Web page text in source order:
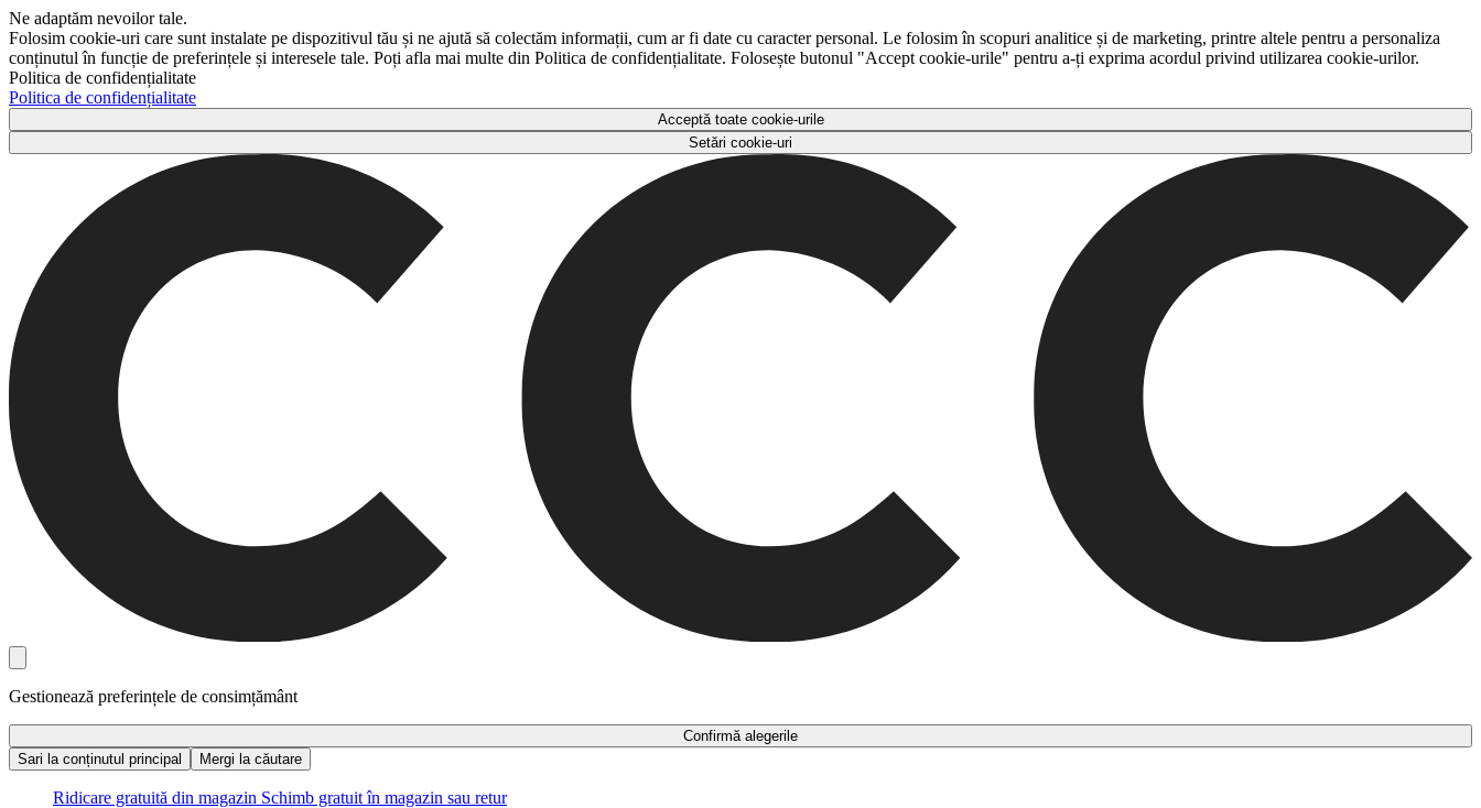
Ne adaptăm nevoilor tale.
Folosim cookie-uri care sunt instalate pe dispozitivul tău și ne ajută să colectăm informații, cum ar fi date cu caracter personal. Le folosim în scopuri analitice și de marketing, printre altele pentru a personaliza
conținutul în funcție de preferințele și interesele tale. Poți afla mai multe din Politica de confidențialitate. Folosește butonul "Accept cookie-urile" pentru a-ți exprima acordul privind utilizarea cookie-urilor.
Politica de confidențialitate
Politica de confidențialitate
Acceptă toate cookie-urile
Setări cookie-uri
Gestionează preferințele de consimțământ
Confirmă alegerile
Sari la conținutul principal
Mergi la căutare
Ridicare gratuită din magazin Schimb gratuit în magazin sau retur